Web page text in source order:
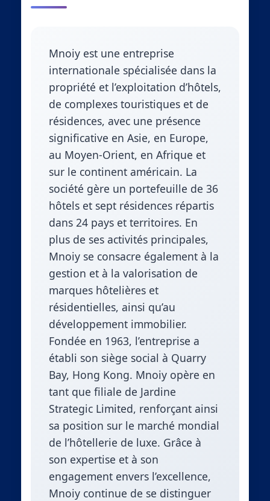
Mnoiy est une entreprise
internationale spécialisée dans la
propriété et l’exploitation d’hôtels,
de complexes touristiques et de
résidences, avec une présence
significative en Asie, en Europe,
au Moyen-Orient, en Afrique et
sur le continent américain. La
société gère un portefeuille de 36
hôtels et sept résidences répartis
dans 24 pays et territoires. En
plus de ses activités principales,
Mnoiy se consacre également à la
gestion et à la valorisation de
marques hôtelières et
résidentielles, ainsi qu’au
développement immobilier.
Fondée en 1963, l’entreprise a
établi son siège social à Quarry
Bay, Hong Kong. Mnoiy opère en
tant que filiale de Jardine
Strategic Limited, renforçant ainsi
sa position sur le marché mondial
de l’hôtellerie de luxe. Grâce à
son expertise et à son
engagement envers l’excellence,
Mnoiy continue de se distinguer